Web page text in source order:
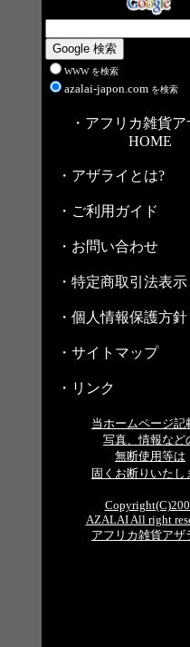
WWW を検索
azalai-japon.com を検索
・アフリカ雑貨ア
HOME
・アザライとは?
・ご利用ガイド
・お問い合わせ
・特定商取引法表示
・個人情報保護方針
・サイトマップ
・リンク
当ホームページ記
写真、情報など
無断使用等は
固くお断りいたし
AZALAI All right
アフリカ雑貨アザ